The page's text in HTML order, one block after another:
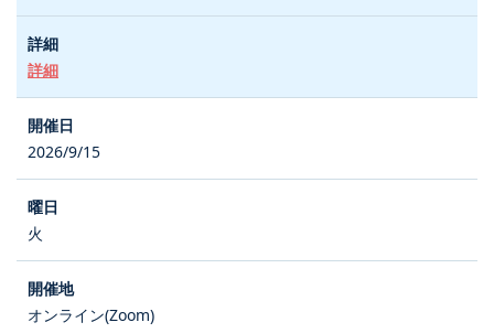
詳細
2026/9/15
火
オンライン(Zoom)